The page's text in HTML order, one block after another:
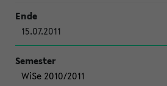
15.07.2011
WiSe 2010/2011